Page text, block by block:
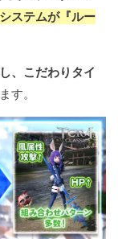
ステムが『ルー
、こだわりタイ
す。